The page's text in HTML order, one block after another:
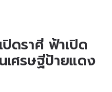
ดราศี ฟ้าเปิด
เศรษฐีป้ายแดง